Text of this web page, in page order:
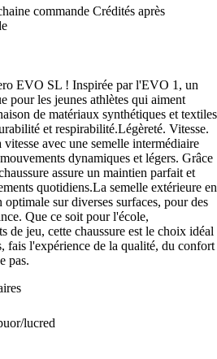
commande Crédités après
EVO SL ! Inspirée par l'EVO 1, un
pour les jeunes athlètes qui aiment
de matériaux synthétiques et textiles
et respirabilité.Légèreté. Vitesse.
avec une semelle intermédiaire
dynamiques et légers. Grâce
assure un maintien parfait et
quotidiens.La semelle extérieure en
sur diverses surfaces, pour des
Que ce soit pour l'école,
de jeu, cette chaussure est le choix idéal
fais l'expérience de la qualité, du confort
pas.
lucred